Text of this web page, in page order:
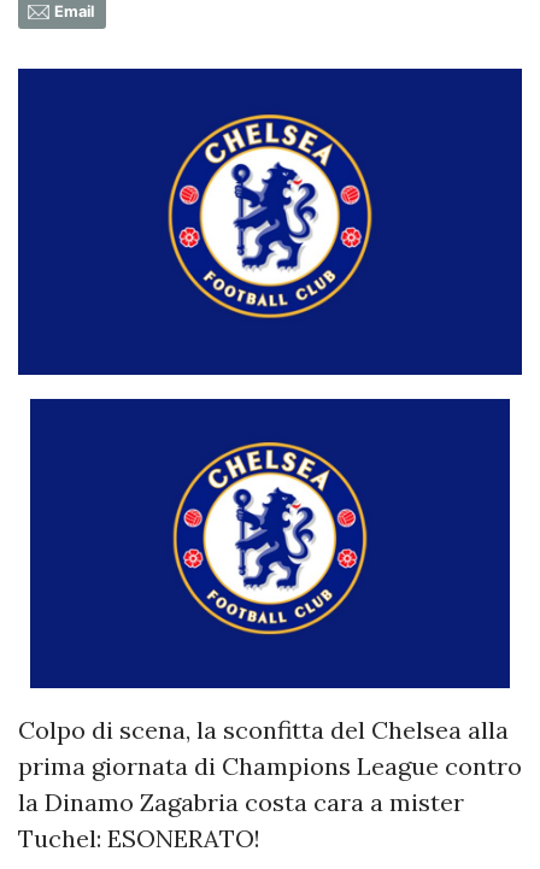
Email
Colpo di scena, la sconfitta del Chelsea alla
prima giornata di Champions League contro
la Dinamo Zagabria costa cara a mister
Tuchel: ESONERATO!